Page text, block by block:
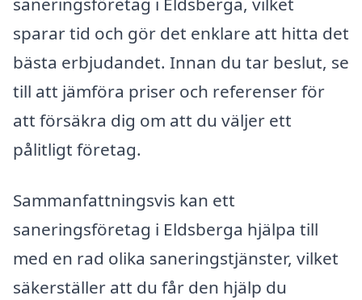
sparar tid och gör det enklare att hitta det
bästa erbjudandet. Innan du tar beslut, se
till att jämföra priser och referenser för
att försäkra dig om att du väljer ett
pålitligt företag.
Sammanfattningsvis kan ett
saneringsföretag i Eldsberga hjälpa till
med en rad olika saneringstjänster, vilket
säkerställer att du får den hjälp du